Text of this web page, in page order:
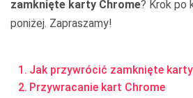
zamknięte karty Chrome? Krok po
poniżej. Zapraszamy!
Jak przywrócić zamknięte
Przywracanie kart Chrome